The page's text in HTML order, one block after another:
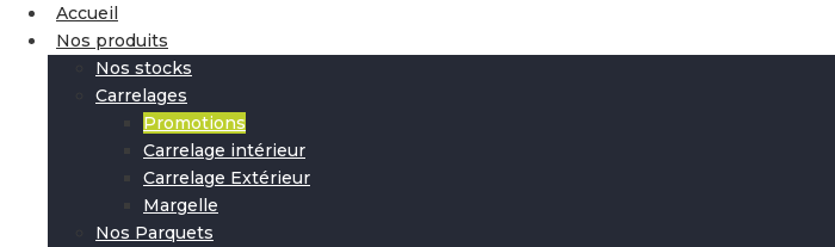
Accueil
Nos produits
Nos stocks
Carrelages
Promotions
Carrelage intérieur
Carrelage Extérieur
Margelle
Nos Parquets